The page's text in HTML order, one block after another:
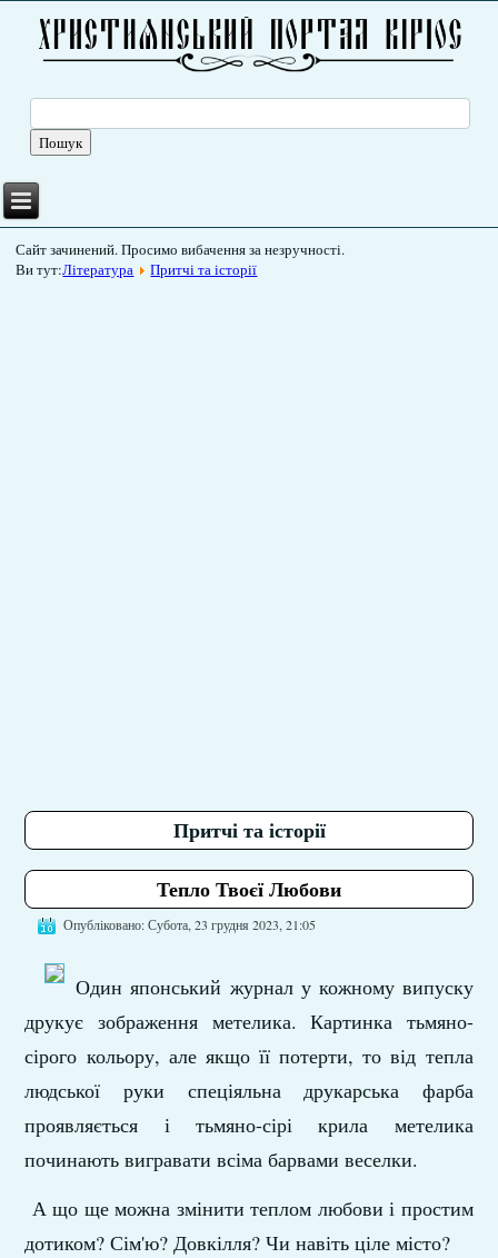
Сайт зачинений. Просимо вибачення за незручності.
Ви тут:Література Притчі та історії
Притчі та історії
Тепло Твоєї Любови
Опубліковано: Субота, 23 грудня 2023, 21:05
Один японський журнал у кожному випуску
друкує зображення метелика. Картинка тьмяно-
сірого кольору, але якщо її потерти, то від тепла
людської руки спеціяльна друкарська фарба
проявляється і тьмяно-сірі крила метелика
починають вигравати всіма барвами веселки.
А що ще можна змінити теплом любови і простим
дотиком? Сім'ю? Довкілля? Чи навіть ціле місто?